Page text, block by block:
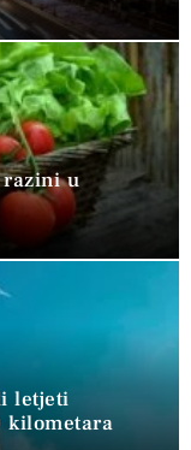
razini u
letjeti
kilometara